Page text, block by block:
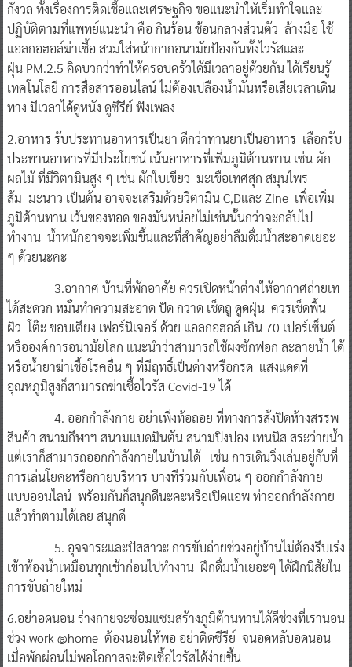
กังวล ทั้งเรื่องการติดเชื้อและเศรษฐกิจ ขอแนะนำให้เริ่มทำใจและ
ปฏิบัติตามที่แพทย์แนะนำ คือ กินร้อน ช้อนกลางส่วนตัว ล้างมือ ใช้
แอลกอฮอล์ฆ่าเชื้อ สวมใส่หน้ากากอนามัยป้องกันทั้งไวรัสและ
ฝุ่น PM.2.5 คิดบวกว่าทำให้ครอบครัวได้มีเวลาอยู่ด้วยกัน ได้เรียนรู้
เทคโนโลยี การสื่อสารออนไลน์ ไม่ต้องเปลืองน้ำมันหรือเสียเวลาเดิน
ทาง มีเวลาได้ดูหนัง ดูซีรีย์ ฟังเพลง
2.อาหาร รับประทานอาหารเป็นยา ดีกว่าทานยาเป็นอาหาร เลือกรับ
ประทานอาหารที่มีประโยชน์ เน้นอาหารที่เพิ่มภูมิต้านทาน เช่น ผัก
ผลไม้ ที่มีวิตามินสูง ๆ เช่น ผักใบเขียว มะเขือเทศสุก สมุนไพร
ส้ม มะนาว เป็นต้น อาจจะเสริมด้วยวิตามิน C,Dและ Zine เพื่อเพิ่ม
ภูมิต้านทาน เว้นของทอด ของมันหน่อยไม่เช่นนั้นกว่าจะกลับไป
ทำงาน น้ำหนักอาจจะเพิ่มขึ้นและที่สำคัญอย่าลืมดื่มน้ำสะอาดเยอะ
ๆ ด้วยนะคะ
3.อากาศ บ้านที่พักอาศัย ควรเปิดหน้าต่างให้อากาศถ่ายเท
ได้สะดวก หมั่นทำความสะอาด ปัด กวาด เช็ดถู ดูดฝุ่น ควรเช็ดพื้น
ผิว โต๊ะ ขอบเตียง เฟอร์นิเจอร์ ด้วย แอลกอฮอล์ เกิน 70 เปอร์เซ็นต์
หรือองค์การอนามัยโลก แนะนำว่าสามารถใช้ผงซักฟอก ละลายน้ำ ได้
หรือน้ำยาฆ่าเชื้อโรคอื่น ๆ ที่มีฤทธิ์เป็นด่างหรือกรด แสงแดดที่
อุณหภูมิสูงก็สามารถฆ่าเชื้อไวรัส Covid-19 ได้
4. ออกกำลังกาย อย่าเพิ่งท้อถอย ที่ทางการสั่งปิดห้างสรรพ
สินค้า สนามกีฬาฯ สนามแบดมินตัน สนามปิงปอง เทนนิส สระว่ายน้ำ
แต่เราก็สามารถออกกำลังกายในบ้านได้ เช่น การเดินวิ่งเล่นอยู่กับที่
การเล่นโยคะหรือกายบริหาร บางทีร่วมกับเพื่อน ๆ ออกกำลังกาย
แบบออนไลน์ พร้อมกันก็สนุกดีนะคะหรือเปิดแอพ ท่าออกกำลังกาย
แล้วทำตามได้เลย สนุกดี
5. อุจจาระและปัสสาวะ การขับถ่ายช่วงอยู่บ้านไม่ต้องรีบเร่ง
เข้าห้องน้ำเหมือนทุกเช้าก่อนไปทำงาน ฝึกดื่มน้ำเยอะๆ ได้ฝึกนิสัยใน
การขับถ่ายใหม่
6.อย่าอดนอน ร่างกายจะซ่อมแซมสร้างภูมิต้านทานได้ดีช่วงที่เรานอน
ช่วง work @home ต้องนอนให้พอ อย่าติดซีรีย์ จนอดหลับอดนอน
เมื่อพักผ่อนไม่พอโอกาสจะติดเชื้อไวรัสได้ง่ายขึ้น